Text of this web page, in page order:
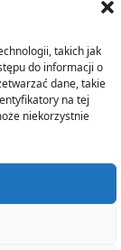
takich jak
do informacji o
dane, takie
na tej
niekorzystnie